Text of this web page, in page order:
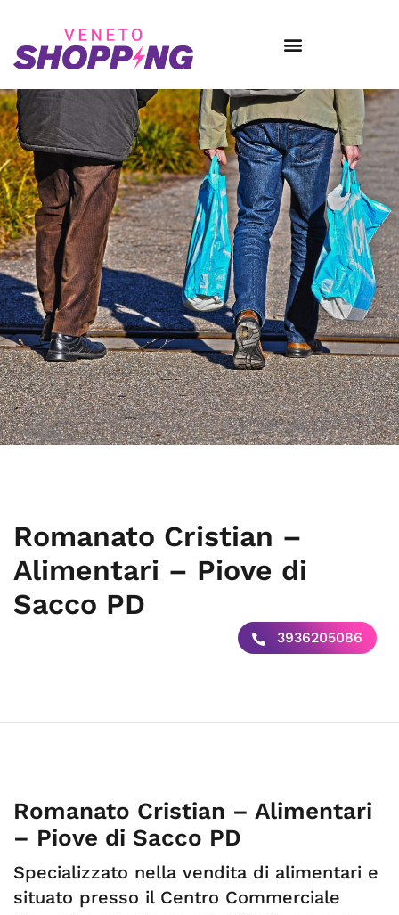
Romanato Cristian –
Alimentari – Piove di
Sacco PD
3936205086
Romanato Cristian – Alimentari
– Piove di Sacco PD
Specializzato nella vendita di alimentari e
situato presso il Centro Commerciale